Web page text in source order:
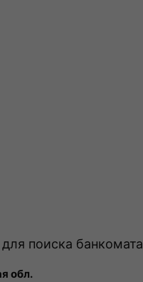
поиска банкомата
обл.